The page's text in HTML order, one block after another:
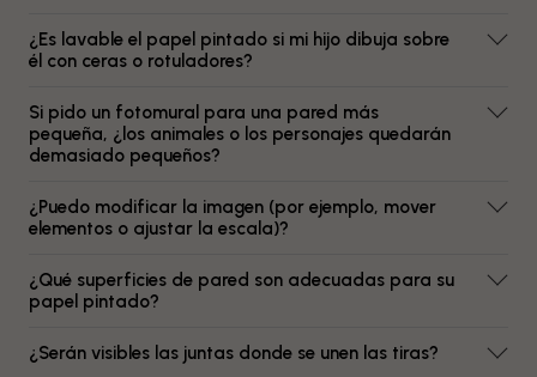
¿Es lavable el papel pintado si mi hijo dibuja sobre
él con ceras o rotuladores?
Si pido un fotomural para una pared más
pequeña, ¿los animales o los personajes quedarán
demasiado pequeños?
¿Puedo modificar la imagen (por ejemplo, mover
elementos o ajustar la escala)?
¿Qué superficies de pared son adecuadas para su
papel pintado?
¿Serán visibles las juntas donde se unen las tiras?